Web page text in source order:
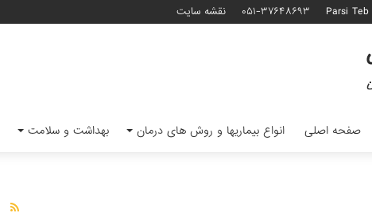
Parsi ۰۵۱-۳۷۶۴۸۶۹۳ نقشه سایت
صفحه اصلی انواع بیماریها و روش های درمان بهداشت و سلامت